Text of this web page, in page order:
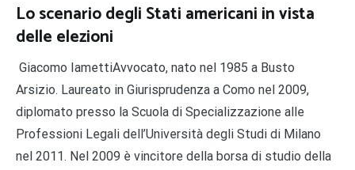
Lo scenario degli Stati americani in vista
delle elezioni
Giacomo IamettiAvvocato, nato nel 1985 a Busto
Arsizio. Laureato in Giurisprudenza a Como nel 2009,
diplomato presso la Scuola di Specializzazione alle
Professioni Legali dell’Università degli Studi di Milano
nel 2011. Nel 2009 è vincitore della borsa di studio della